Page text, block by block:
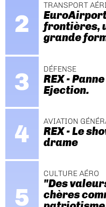
TRANSPORT
frontières,
grande
DÉFENSE
REX -
Ejection.
AVIATION
REX - Le
drame
CULTURE AÉRO
"Des
chères